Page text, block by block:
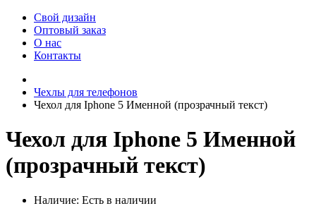
Свой дизайн
Оптовый заказ
О нас
Контакты
Чехлы для телефонов
Чехол для Iphone 5 Именной (прозрачный текст)
Чехол для Iphone 5 Именной
(прозрачный текст)
Наличие: Есть в наличии